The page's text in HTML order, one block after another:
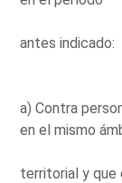
antes indicado:
a) Contra
en el mismo
territorial y que